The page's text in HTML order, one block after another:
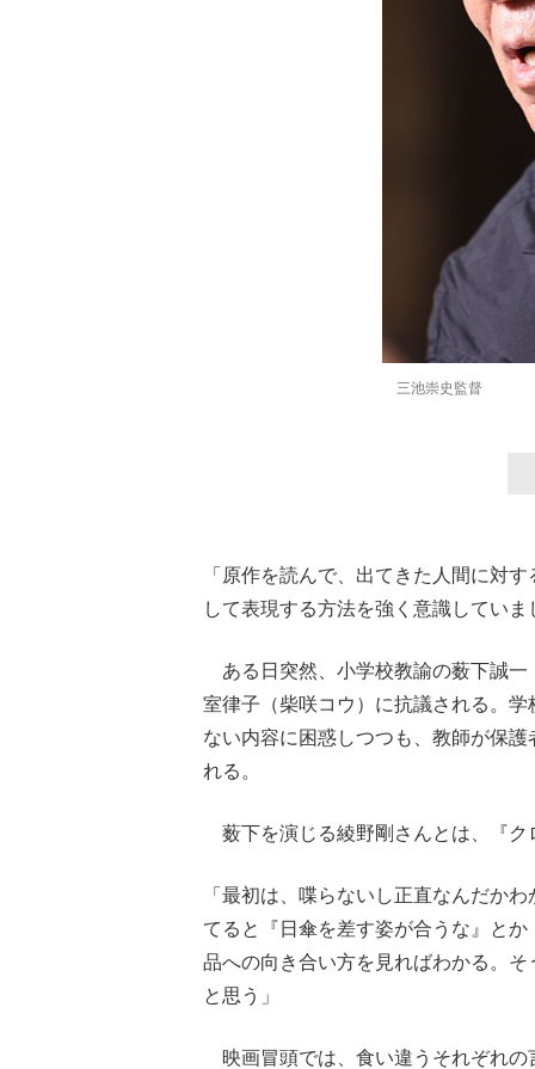
三池崇史監督
「原作を読んで、出てきた人間に対
して表現する方法を強く意識していま
ある日突然、小学校教諭の薮下誠一
室律子（柴咲コウ）に抗議される。
ない内容に困惑しつつも、教師が保
れる。
薮下を演じる綾野剛さんとは、『
「最初は、喋らないし正直なんだか
てると『日傘を差す姿が合うな』と
品への向き合い方を見ればわかる。
と思う」
映画冒頭では、食い違うそれぞれの